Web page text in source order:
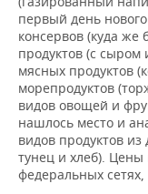
первый день
консервов (куда же
продуктов (с
мясных продуктов
морепродуктов
видов овощей и
нашлось место и
видов продуктов
тунец и хлеб).
федеральных